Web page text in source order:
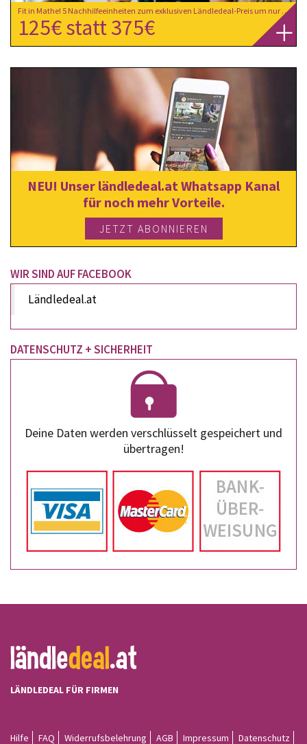
Fit in Mathe! 5 Nachhilfeeinheiten zum exklusiven Ländledeal-Preis um nur € 125,- statt € 375,- bei extra-Klasse in Dornbirn
125€ statt 375€
NEU! Unser ländledeal.at Whatsapp Kanal
für noch mehr Vorteile.
JETZT ABONNIEREN
WIR SIND AUF FACEBOOK
Ländledeal.at
DATENSCHUTZ + SICHERHEIT
Deine Daten werden verschlüsselt gespeichert und
übertragen!
LÄNDLEDEAL FÜR FIRMEN
Hilfe FAQ Widerrufsbelehrung AGB Impressum Datenschutz